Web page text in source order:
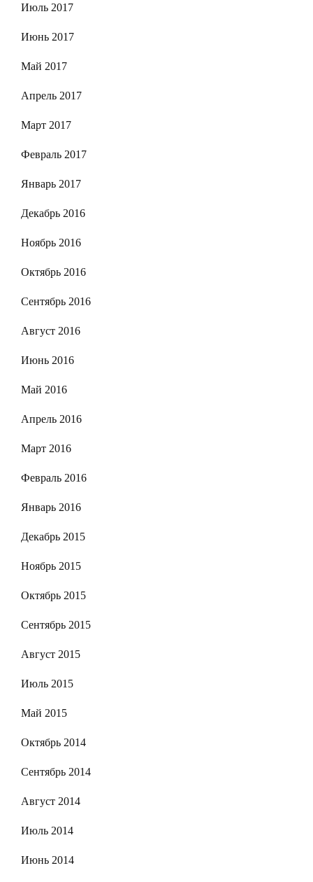
Июль 2017
Июнь 2017
Май 2017
Апрель 2017
Март 2017
Февраль 2017
Январь 2017
Декабрь 2016
Ноябрь 2016
Октябрь 2016
Сентябрь 2016
Август 2016
Июнь 2016
Май 2016
Апрель 2016
Март 2016
Февраль 2016
Январь 2016
Декабрь 2015
Ноябрь 2015
Октябрь 2015
Сентябрь 2015
Август 2015
Июль 2015
Май 2015
Октябрь 2014
Сентябрь 2014
Август 2014
Июль 2014
Июнь 2014